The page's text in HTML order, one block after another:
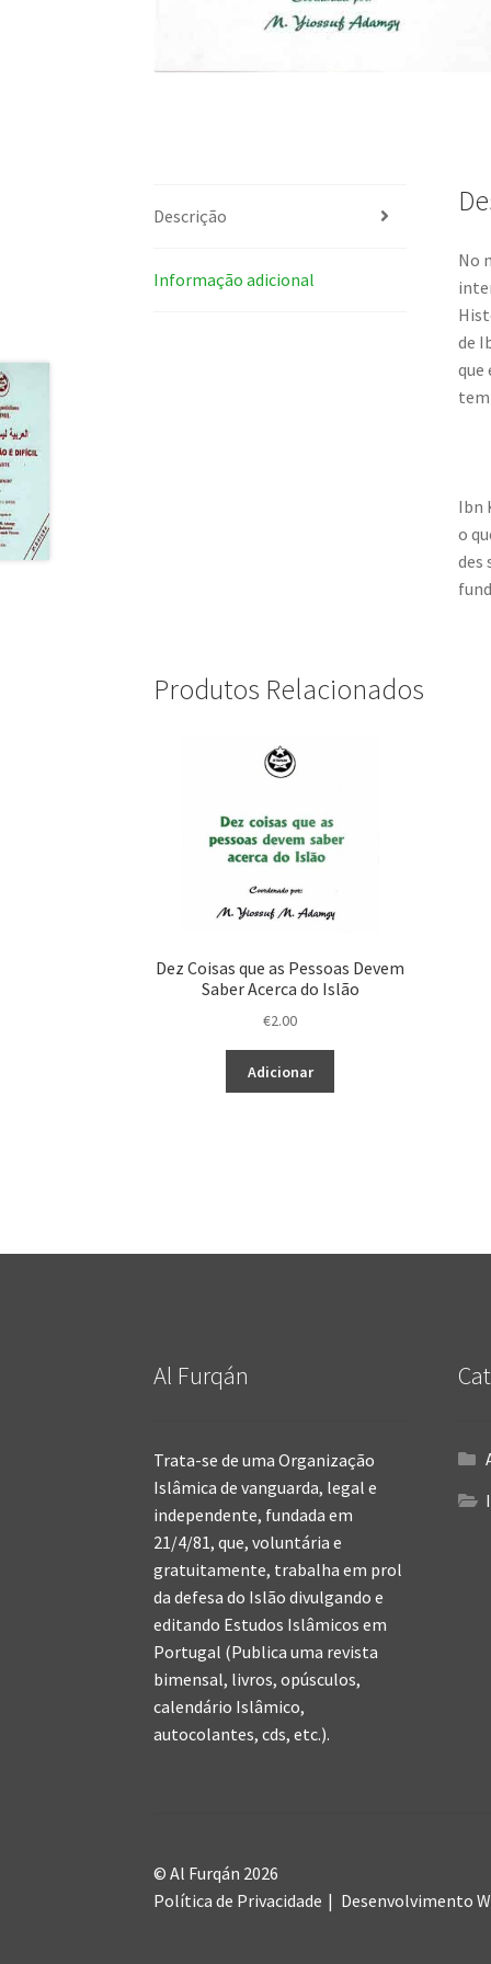
Descrição
Informação adicional
No
de
que
Ibn
o
des
Produtos Relacionados
Dez Coisas que as Pessoas Devem
Saber Acerca do Islão
€2.00
Adicionar
Al Furqán
Trata-se de uma Organização
Islâmica de vanguarda, legal e
independente, fundada em
21/4/81, que, voluntária e
gratuitamente, trabalha em prol
da defesa do Islão divulgando e
editando Estudos Islâmicos em
Portugal (Publica uma revista
bimensal, livros, opúsculos,
calendário Islâmico,
autocolantes, cds, etc.).
© Al Furqán 2026
Política de Privacidade
Desenvolvimento